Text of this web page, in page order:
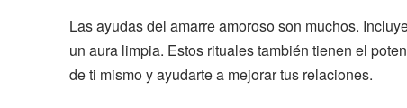
Las ayudas del amarre amoroso son muchos.
un aura limpia. Estos rituales también tienen el
de ti mismo y ayudarte a mejorar tus relaciones.